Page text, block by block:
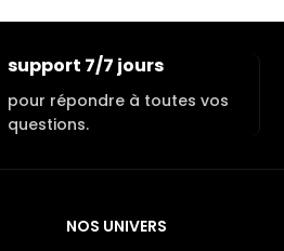
support 7/7 jours
pour répondre à toutes vos
questions.
NOS UNIVERS